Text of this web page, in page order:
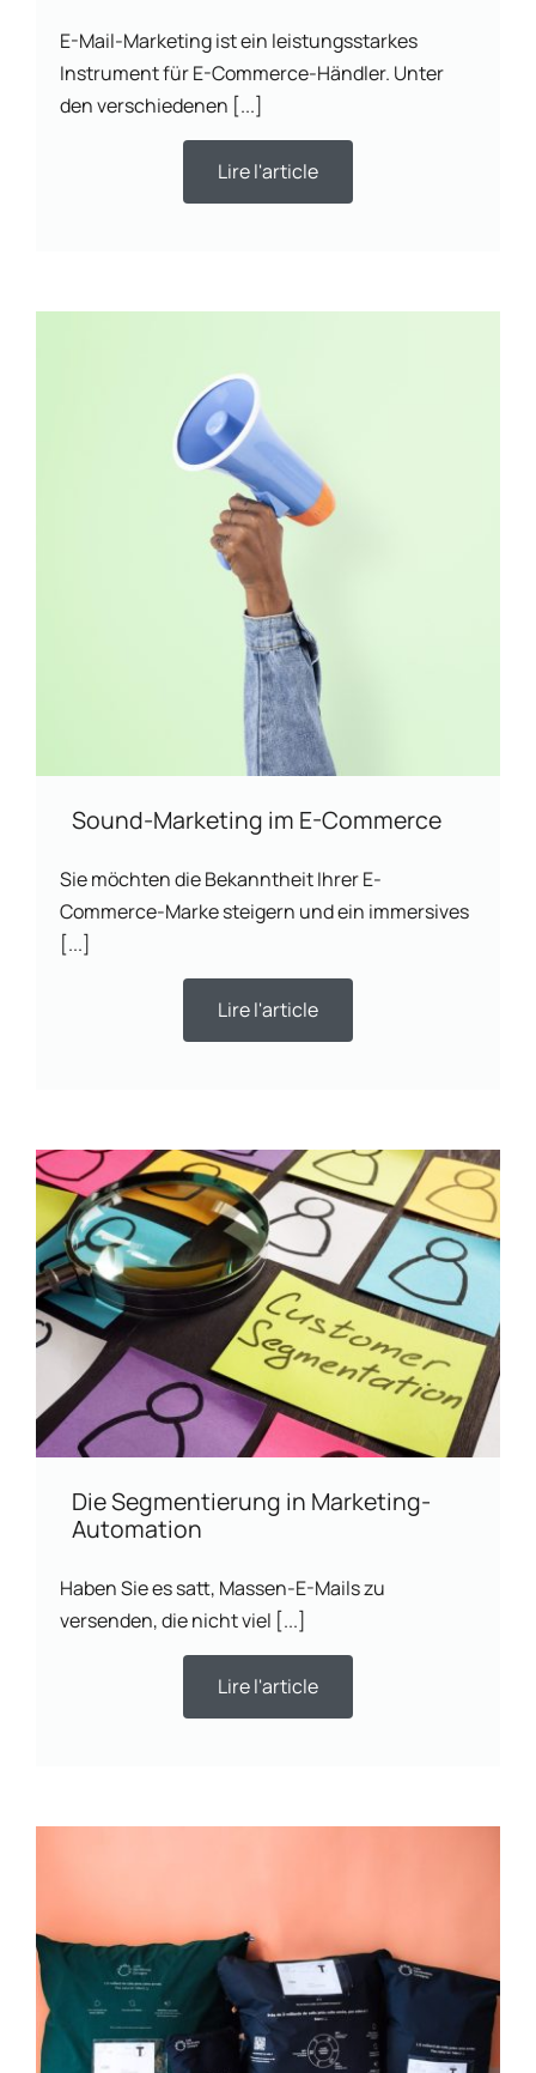
E-Mail-Marketing ist ein leistungsstarkes
Instrument für E-Commerce-Händler. Unter
den verschiedenen [...]
Lire l'article
Sound-Marketing im E-Commerce
Sie möchten die Bekanntheit Ihrer E-
Commerce-Marke steigern und ein immersives
[...]
Lire l'article
Die Segmentierung in Marketing-
Automation
Haben Sie es satt, Massen-E-Mails zu
versenden, die nicht viel [...]
Lire l'article